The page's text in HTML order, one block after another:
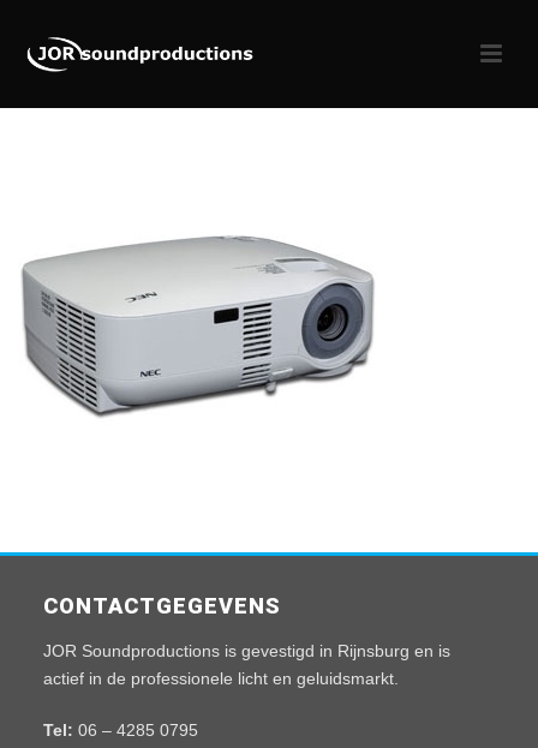
CONTACTGEGEVENS
JOR Soundproductions is gevestigd in Rijnsburg en is
actief in de professionele licht en geluidsmarkt.
Tel: 06 – 4285 0795